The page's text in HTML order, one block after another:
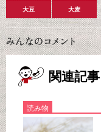
大豆 大麦
関連記事
読み物